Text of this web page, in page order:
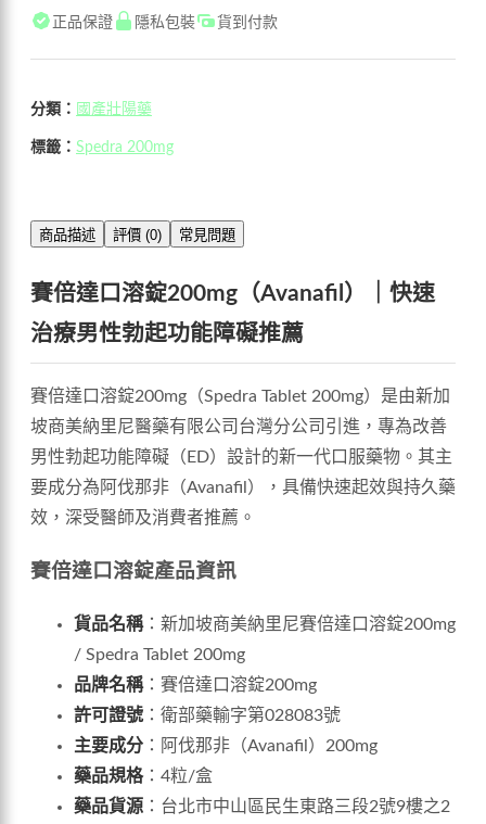
正品保證 隱私包裝 貨到付款
分類： 國產壯陽藥
標籤： Spedra 200mg
商品描述 評價 (0) 常見問題
賽倍達口溶錠200mg（Avanafil）｜快速
治療男性勃起功能障礙推薦
賽倍達口溶錠200mg（Spedra Tablet 200mg）是由新加
坡商美納里尼醫藥有限公司台灣分公司引進，專為改善
男性勃起功能障礙（ED）設計的新一代口服藥物。其主
要成分為阿伐那非（Avanafil），具備快速起效與持久藥
效，深受醫師及消費者推薦。
賽倍達口溶錠產品資訊
貨品名稱：新加坡商美納里尼賽倍達口溶錠200mg
/ Spedra Tablet 200mg
品牌名稱：賽倍達口溶錠200mg
許可證號 ：衛部藥輸字第028083號
主要成分 ：阿伐那非（Avanafil）200mg
藥品規格：4粒/盒
藥品貨源 ：台北市中山區民生東路三段2號9樓之2